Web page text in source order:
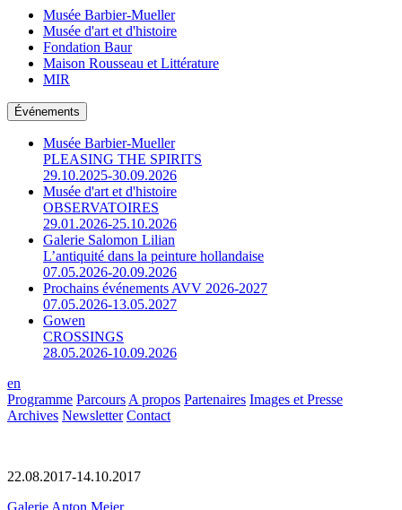
Musée Barbier-Mueller
Musée d'art et d'histoire
Fondation Baur
Maison Rousseau et Littérature
MIR
Événements
Musée Barbier-Mueller
PLEASING THE SPIRITS
29.10.2025-30.09.2026
Musée d'art et d'histoire
OBSERVATOIRES
29.01.2026-25.10.2026
Galerie Salomon Lilian
L’antiquité dans la peinture hollandaise
07.05.2026-20.09.2026
Prochains événements AVV 2026-2027
07.05.2026-13.05.2027
Gowen
CROSSINGS
28.05.2026-10.09.2026
en
Programme Parcours A propos Partenaires Images et Presse
Archives Newsletter Contact
22.08.2017-14.10.2017
Galerie Anton Meier